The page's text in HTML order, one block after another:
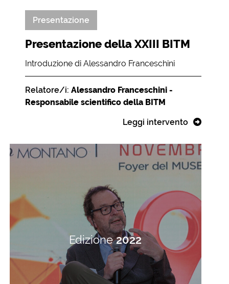
Presentazione
Presentazione della XXIII BITM
Introduzione di Alessandro Franceschini
Relatore/i: Alessandro Franceschini -
Responsabile scientifico della BITM
Leggi intervento
Edizione2022